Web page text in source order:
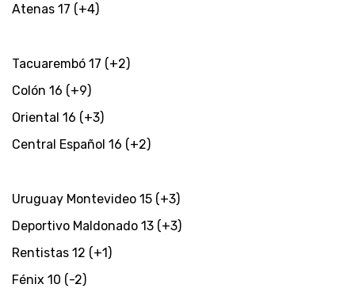
Atenas 17 (+4)
Tacuarembó 17 (+2)
Colón 16 (+9)
Oriental 16 (+3)
Central Español 16 (+2)
Uruguay Montevideo 15 (+3)
Deportivo Maldonado 13 (+3)
Rentistas 12 (+1)
Fénix 10 (-2)